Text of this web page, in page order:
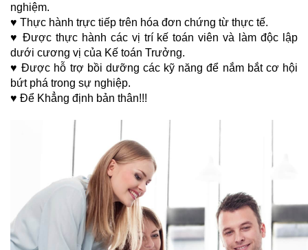
nghiệm.
♥ Thực hành trực tiếp trên hóa đơn chứng từ thực tế.
♥ Được thực hành các vị trí kế toán viên và làm độc lập
dưới cương vị của Kế toán Trưởng.
♥ Được hỗ trợ bồi dưỡng các kỹ năng để nắm bắt cơ hội
bứt phá trong sự nghiệp.
♥ Để Khẳng định bản thân!!!